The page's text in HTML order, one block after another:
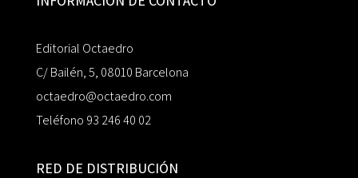
Editorial Octaedro
C/ Bailén, 5, 08010 Barcelona
octaedro@octaedro.com
Teléfono 93 246 40 02
RED DE DISTRIBUCIÓN